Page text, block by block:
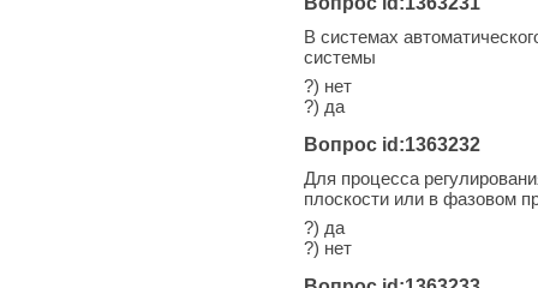
В системах
системы
?) нет
?) да
Вопрос id:1363232
Для процесса
плоскости или в фазовом
?) да
?) нет